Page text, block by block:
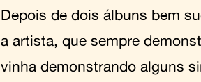
Depois de dois álbuns bem
a artista, que sempre
vinha demonstrando alguns